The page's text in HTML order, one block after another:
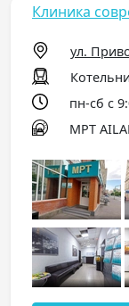
Клиника
ул.
пн-сб с
МРТ